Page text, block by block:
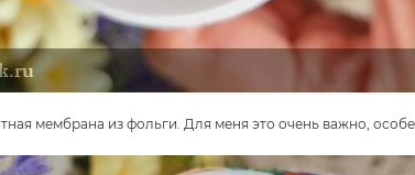
мембрана из фольги. Для меня это очень важно,